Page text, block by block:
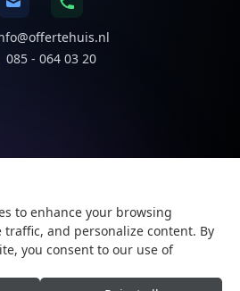
085 - 064 03 20
to enhance your browsing
traffic, and personalize content. By
you consent to our use of